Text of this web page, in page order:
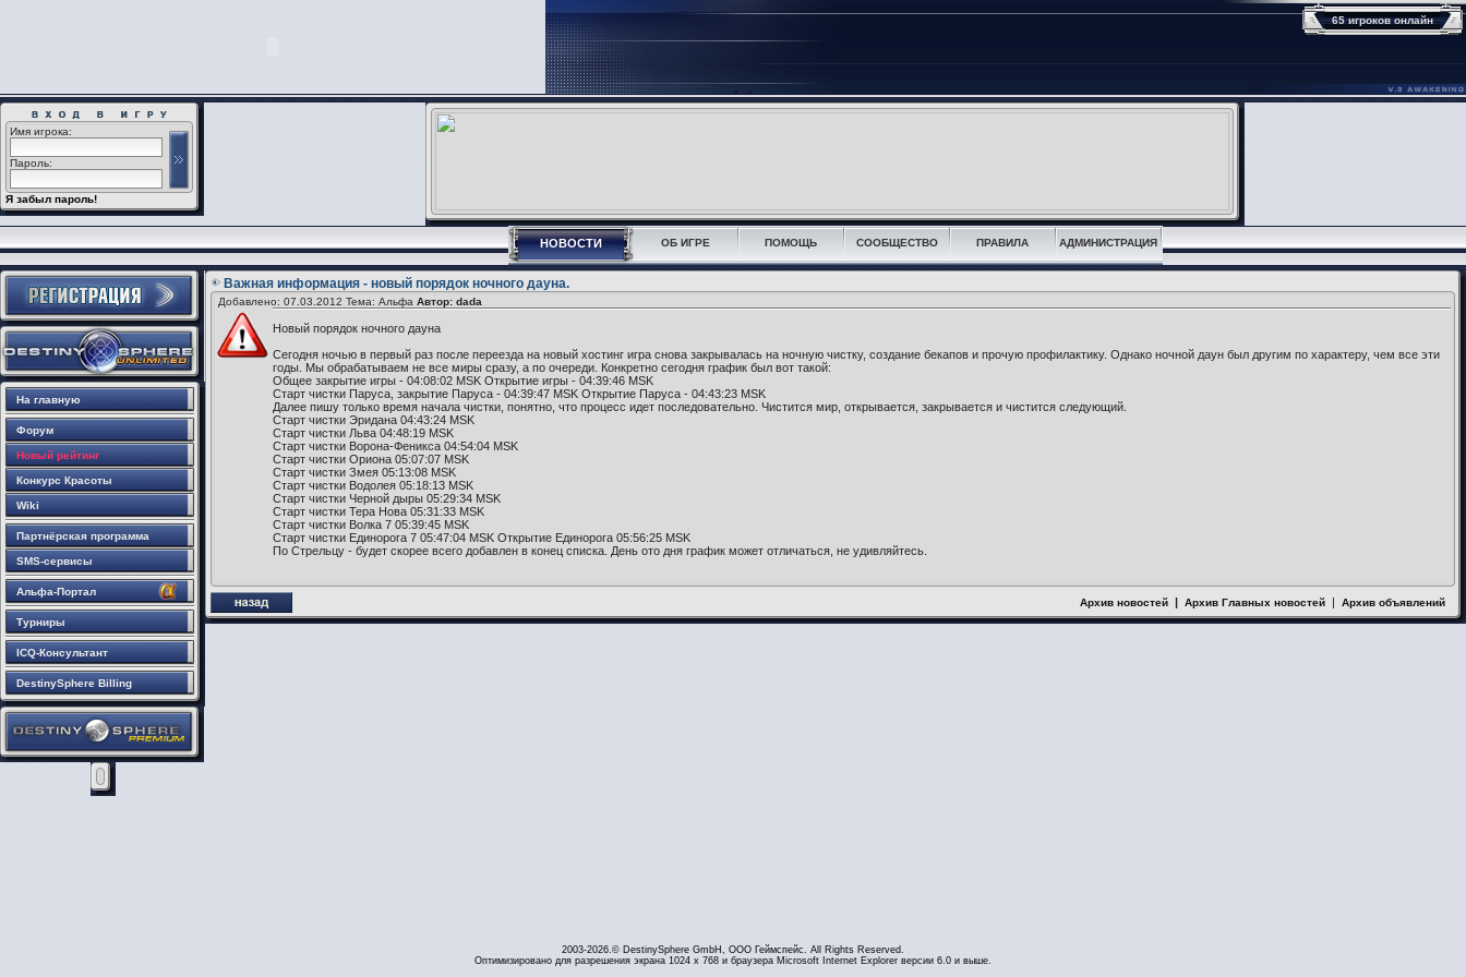
65 игроков онлайн
Имя игрока:
Пароль:
Я забыл пароль!
НОВОСТИ ОБ ИГРЕ ПОМОЩЬ СООБЩЕСТВО ПРАВИЛА АДМИНИСТРАЦИЯ
На главную
Форум
Новый рейтинг
Конкурс Красоты
Wiki
Партнёрская программа
SMS-сервисы
Альфа-Портал
Турниры
ICQ-Консультант
DestinySphere Billing
Важная информация - новый порядок ночного дауна.
Добавлено: 07.03.2012 Тема: Альфа Автор: dada
Новый порядок ночного дауна
Сегодня ночью в первый раз после переезда на новый хостинг игра снова закрывалась на ночную чистку, создание бекапов и прочую профилактику. Однако ночной даун был другим по характеру, чем все эти
годы. Мы обрабатываем не все миры сразу, а по очереди. Конкретно сегодня график был вот такой:
Общее закрытие игры - 04:08:02 MSK Открытие игры - 04:39:46 MSK
Старт чистки Паруса, закрытие Паруса - 04:39:47 MSK Открытие Паруса - 04:43:23 MSK
Далее пишу только время начала чистки, понятно, что процесс идет последовательно. Чистится мир, открывается, закрывается и чистится следующий.
Старт чистки Эридана 04:43:24 MSK
Старт чистки Льва 04:48:19 MSK
Старт чистки Ворона-Феникса 04:54:04 MSK
Старт чистки Ориона 05:07:07 MSK
Старт чистки Змея 05:13:08 MSK
Старт чистки Водолея 05:18:13 MSK
Старт чистки Черной дыры 05:29:34 MSK
Старт чистки Тера Нова 05:31:33 MSK
Старт чистки Волка 7 05:39:45 MSK
Старт чистки Единорога 7 05:47:04 MSK Открытие Единорога 05:56:25 MSK
По Стрельцу - будет скорее всего добавлен в конец списка. День ото дня график может отличаться, не удивляйтесь.
Архив новостей | Архив Главных новостей | Архив объявлений
2003-2026.© DestinySphere GmbH, ООО Геймспейс. All Rights Reserved.
Оптимизировано для разрешения экрана 1024 x 768 и браузера Microsoft Internet Explorer версии 6.0 и выше.